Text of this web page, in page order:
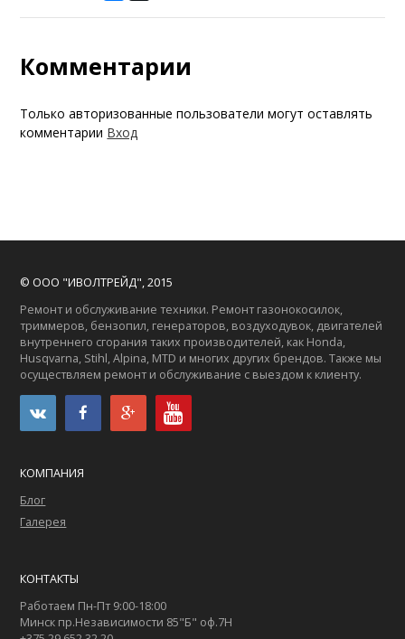
Комментарии
Только авторизованные пользователи могут оставлять
комментарии Вход
© ООО "ИВОЛТРЕЙД", 2015
Ремонт и обслуживание техники. Ремонт газонокосилок,
триммеров, бензопил, генераторов, воздуходувок, двигателей
внутреннего сгорания таких производителей, как Honda,
Husqvarna, Stihl, Alpina, MTD и многих других брендов. Также мы
осуществляем ремонт и обслуживание с выездом к клиенту.
КОМПАНИЯ
Блог
Галерея
КОНТАКТЫ
Работаем Пн-Пт 9:00-18:00
Минск пр.Независимости 85"Б" оф.7Н